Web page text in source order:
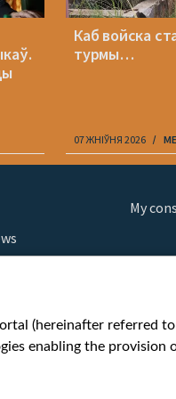
Каб войска
турмы…
07 ЖНІЎНЯ 2026
My
(hereinafter referred
enabling the provision